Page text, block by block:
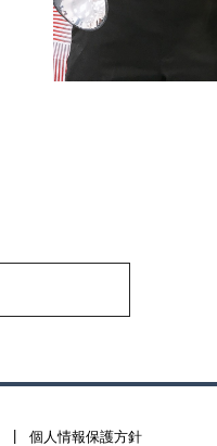
個人情報保護方針